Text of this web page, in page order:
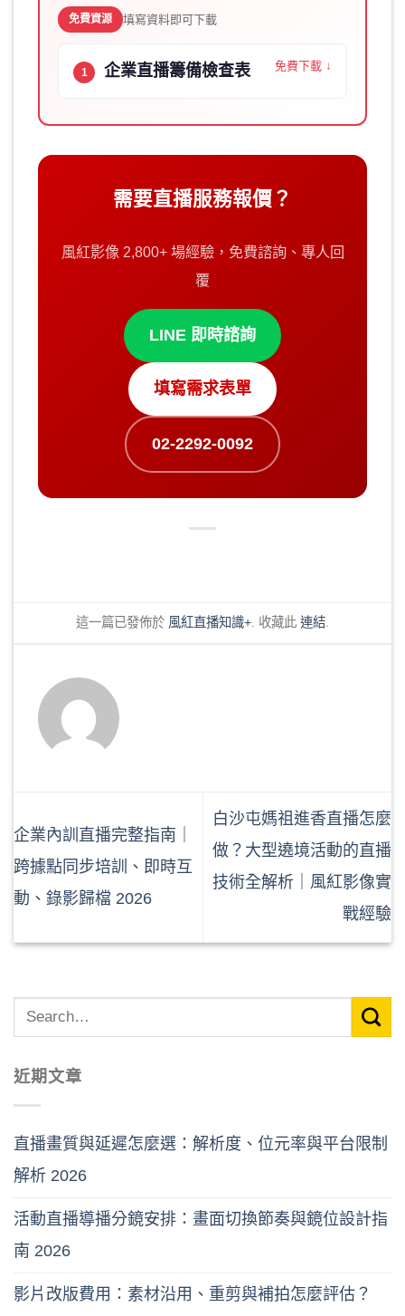
免費資源 填寫資料即可下載
1 企業直播籌備檢查表 免費下載 ↓
需要直播服務報價？
風紅影像 2,800+ 場經驗，免費諮詢、專人回
覆
LINE 即時諮詢
填寫需求表單
02-2292-0092
這一篇已發佈於 風紅直播知識+. 收藏此 連結.
企業內訓直播完整指南｜
跨據點同步培訓、即時互
動、錄影歸檔 2026
白沙屯媽祖進香直播怎麼
做？大型遶境活動的直播
技術全解析｜風紅影像實
戰經驗
近期文章
直播畫質與延遲怎麼選：解析度、位元率與平台限制
解析 2026
活動直播導播分鏡安排：畫面切換節奏與鏡位設計指
南 2026
影片改版費用：素材沿用、重剪與補拍怎麼評估？